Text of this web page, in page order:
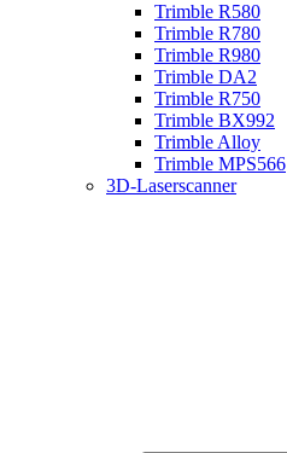
Trimble R580
Trimble R780
Trimble R980
Trimble DA2
Trimble R750
Trimble BX992
Trimble Alloy
Trimble MPS566
3D-Laserscanner